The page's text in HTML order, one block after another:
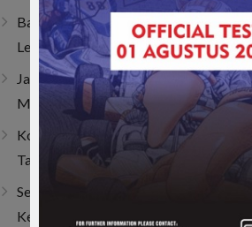
Baru Dua Bulan Berlatih, Raja Athalla
Lenka Junior Cup Prix 2026
Jatuh, Bangkit, Juara! Persembahan
Mamah
Kombinasi Senior dan Junior, SAV
Taklukkan Musim 2026
Sempat Tembus Tiga Besar, Kendala
Kehilangan Momentum di Lenka